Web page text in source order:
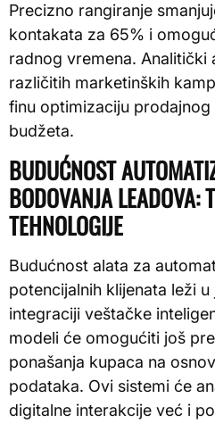
Precizno rangiranje
kontakata za 65% i
radnog vremena. Analitički
različitih marketinških
finu optimizaciju
budžeta.
BUDUĆNOST
BODOVANJA LEADOVA:
TEHNOLOGIJE
Budućnost alata za
potencijalnih klijenata leži
integraciji veštačke
modeli će omogućiti još
ponašanja kupaca na
podataka. Ovi sistemi će
digitalne interakcije već i